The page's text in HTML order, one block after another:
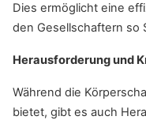
Dies ermöglicht eine
den Gesellschaftern so
Herausforderung und
Während die
bietet, gibt es auch